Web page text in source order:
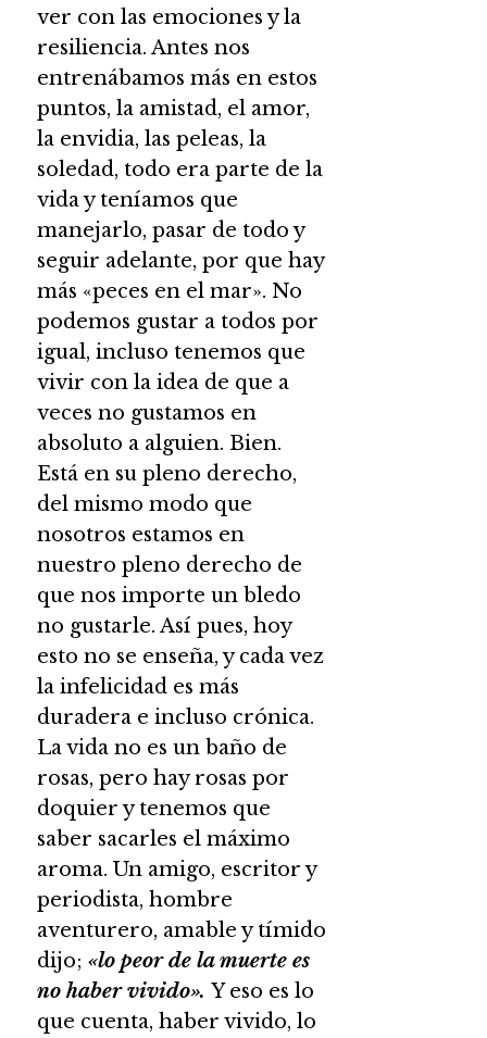
ver con las emociones y la
resiliencia. Antes nos
entrenábamos más en estos
puntos, la amistad, el amor,
la envidia, las peleas, la
soledad, todo era parte de la
vida y teníamos que
manejarlo, pasar de todo y
seguir adelante, por que hay
más «peces en el mar». No
podemos gustar a todos por
igual, incluso tenemos que
vivir con la idea de que a
veces no gustamos en
absoluto a alguien. Bien.
Está en su pleno derecho,
del mismo modo que
nosotros estamos en
nuestro pleno derecho de
que nos importe un bledo
no gustarle. Así pues, hoy
esto no se enseña, y cada vez
la infelicidad es más
duradera e incluso crónica.
La vida no es un baño de
rosas, pero hay rosas por
doquier y tenemos que
saber sacarles el máximo
aroma. Un amigo, escritor y
periodista, hombre
aventurero, amable y tímido
dijo; «lo peor de la muerte es
no haber vivido». Y eso es lo
que cuenta, haber vivido, lo